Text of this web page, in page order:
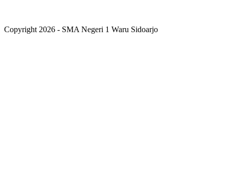
Copyright 2026 - SMA Negeri 1 Waru Sidoarjo